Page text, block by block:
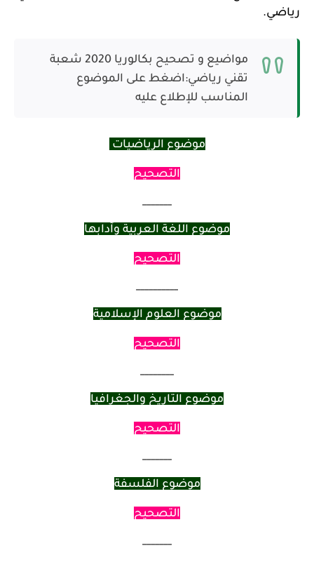
رياضي.
مواضيع و تصحيح بكالوريا 2020 شعبة
تقني رياضي:اضغط على الموضوع
المناسب للإطلاع عليه
موضوع الرياضيات
التصحيح
موضوع اللغة العربية وآدابها
التصحيح
موضوع العلوم الإسلامية
التصحيح
موضوع التاريخ والجغرافيا
التصحيح
موضوع الفلسفة
التصحيح